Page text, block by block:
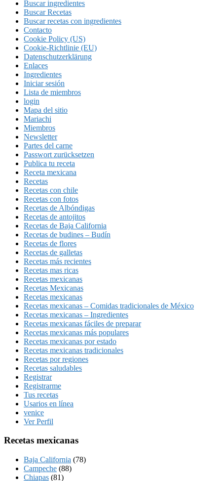
Buscar ingredientes
Buscar Recetas
Buscar recetas con ingredientes
Contacto
Cookie Policy (US)
Cookie-Richtlinie (EU)
Datenschutzerklärung
Enlaces
Ingredientes
Iniciar sesión
Lista de miembros
login
Mapa del sitio
Mariachi
Miembros
Newsletter
Partes del carne
Passwort zurücksetzen
Publica tu receta
Receta mexicana
Recetas
Recetas con chile
Recetas con fotos
Recetas de Albóndigas
Recetas de antojitos
Recetas de Baja California
Recetas de budines – Budín
Recetas de flores
Recetas de galletas
Recetas más recientes
Recetas mas ricas
Recetas mexicanas
Recetas Mexicanas
Recetas mexicanas
Recetas mexicanas – Comidas tradicionales de México
Recetas mexicanas – Ingredientes
Recetas mexicanas fáciles de preparar
Recetas mexicanas más populares
Recetas mexicanas por estado
Recetas mexicanas tradicionales
Recetas por regiones
Recetas saludables
Registrar
Registrarme
Tus recetas
Usarios en línea
venice
Ver Perfil
Recetas mexicanas
Baja California (78)
Campeche (88)
Chiapas (81)